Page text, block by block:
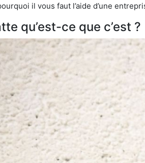
il vous faut l’aide d’une
qu’est-ce que c’est ?